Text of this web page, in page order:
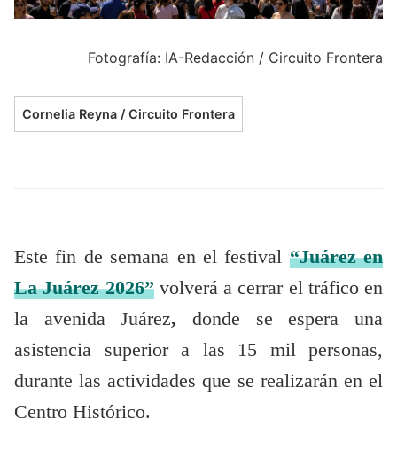
Fotografía: IA-Redacción / Circuito Frontera
Cornelia Reyna / Circuito Frontera
Este fin de semana en el festival “Juárez en
La Juárez 2026” volverá a cerrar el tráfico en
la avenida Juárez, donde se espera una
asistencia superior a las 15 mil personas,
durante las actividades que se realizarán en el
Centro Histórico.